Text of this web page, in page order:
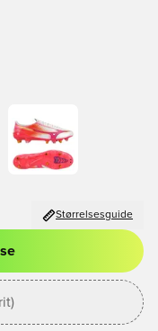
Størrelsesguide
dig som medlem